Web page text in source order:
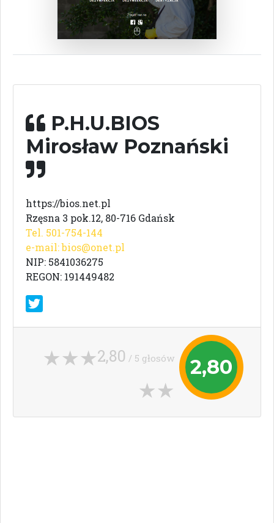
P.H.U.BIOS
Mirosław Poznański
https://bios.net.pl
Rzęsna 3 pok.12, 80-716 Gdańsk
Tel. 501-754-144
e-mail:bios@onet.pl
NIP: 5841036275
REGON: 191449482
2,80
2,80 / 5 głosów